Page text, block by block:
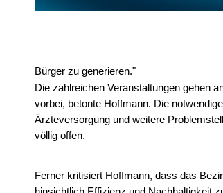
Bürger zu generieren."
Die zahlreichen Veranstaltungen gehen
vorbei, betonte Hoffmann. Die
Ärzteversorgung und weitere
völlig offen.
Ferner kritisiert Hoffmann, dass das